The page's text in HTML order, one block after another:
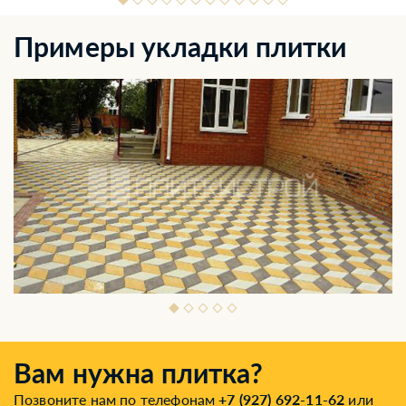
Примеры укладки плитки
Вам нужна плитка?
Позвоните нам по телефонам+7 (927) 692-11-62 или